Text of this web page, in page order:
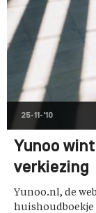
25-11-'10
Yunoo
verkiezing
Yunoo.nl, de